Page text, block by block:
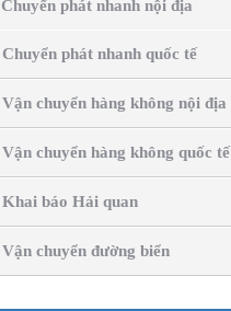
Chuyển phát nhanh nội địa
Chuyển phát nhanh quốc tế
Vận chuyển hàng không nội địa
Vận chuyển hàng không quốc tế
Khai báo Hải quan
Vận chuyển đường biển